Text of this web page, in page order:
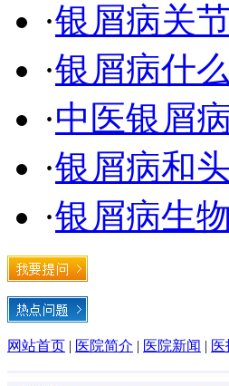
·银屑病关
·银屑病什
·中医银屑
·银屑病和
·银屑病生
网站首页 | 医院简介 | 医院新闻 | 医